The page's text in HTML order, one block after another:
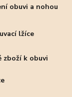
obuvi a nohou
lžíce
zboží k obuvi